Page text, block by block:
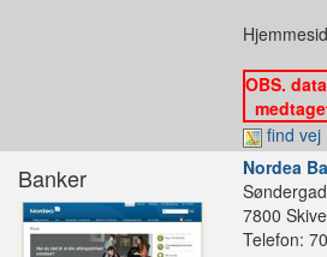
OBS.
find vej
Banker
Nordea
7800 Skive
Telefon: